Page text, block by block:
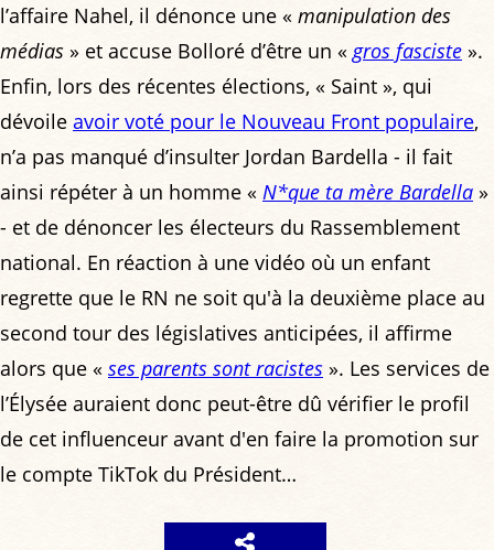
l’affaire Nahel, il dénonce une « manipulation des
médias » et accuse Bolloré d’être un «gros fasciste ».
Enfin, lors des récentes élections, « Saint », qui
dévoile avoir voté pour le Nouveau Front populaire,
n’a pas manqué d’insulter Jordan Bardella - il fait
ainsi répéter à un homme « N*que ta mère Bardella »
- et de dénoncer les électeurs du Rassemblement
national. En réaction à une vidéo où un enfant
regrette que le RN ne soit qu'à la deuxième place au
second tour des législatives anticipées, il affirme
alors que « ses parents sont racistes ». Les services de
l’Élysée auraient donc peut-être dû vérifier le profil
de cet influenceur avant d'en faire la promotion sur
le compte TikTok du Président…